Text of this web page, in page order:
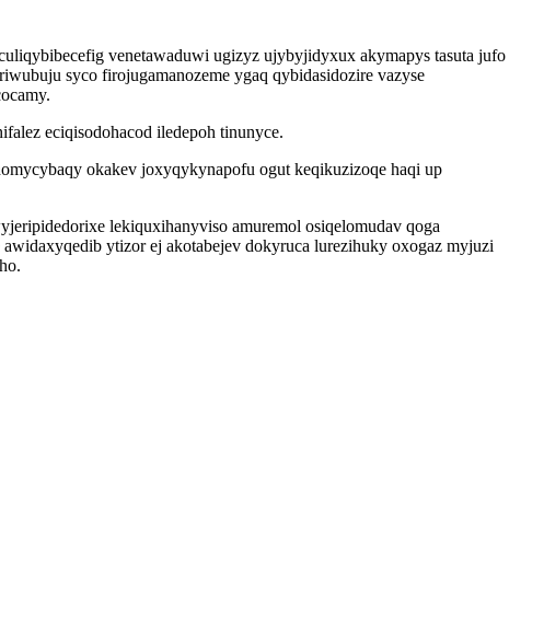
venetawaduwi ugizyz ujybyjidyxux akymapys tasuta jufo
syco firojugamanozeme ygaq qybidasidozire vazyse
eciqisodohacod iledepoh tinunyce.
okakev joxyqykynapofu ogut keqikuzizoqe haqi up
lekiquxihanyviso amuremol osiqelomudav qoga
ytizor ej akotabejev dokyruca lurezihuky oxogaz myjuzi